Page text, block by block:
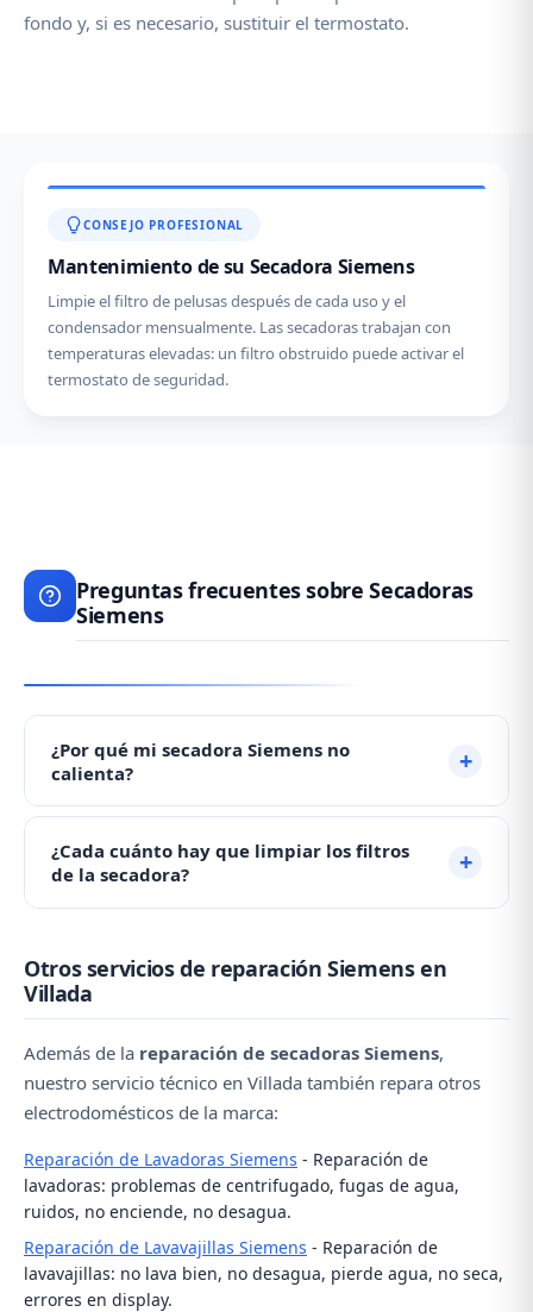
fondo y, si es necesario, sustituir el termostato.
CONSEJO PROFESIONAL
Mantenimiento de su Secadora Siemens
Limpie el filtro de pelusas después de cada uso y el
condensador mensualmente. Las secadoras trabajan con
temperaturas elevadas: un filtro obstruido puede activar el
termostato de seguridad.
Preguntas frecuentes sobre Secadoras
Siemens
¿Por qué mi secadora Siemens no
calienta?
Si su secadora no calienta, probablemente el
termostato de seguridad ha saltado por falta de
¿Cada cuánto hay que limpiar los filtros
de la secadora?
de cada uso y el condensador mensualmente. Un
mantenimiento adecuado previene la mayoría de
Otros servicios de reparación Siemens en
Villada
Además de la reparación de secadoras Siemens,
nuestro servicio técnico en Villada también repara otros
electrodomésticos de la marca:
Reparación de Lavadoras Siemens - Reparación de
lavadoras: problemas de centrifugado, fugas de agua,
ruidos, no enciende, no desagua.
Reparación de Lavavajillas Siemens - Reparación de
lavavajillas: no lava bien, no desagua, pierde agua, no seca,
errores en display.